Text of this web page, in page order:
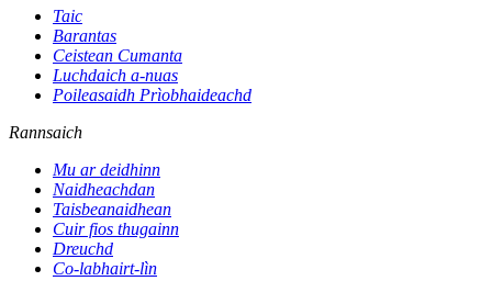
Taic
Barantas
Ceistean Cumanta
Luchdaich a-nuas
Poileasaidh Prìobhaideachd
Rannsaich
Mu ar deidhinn
Naidheachdan
Taisbeanaidhean
Cuir fios thugainn
Dreuchd
Co-labhairt-lìn